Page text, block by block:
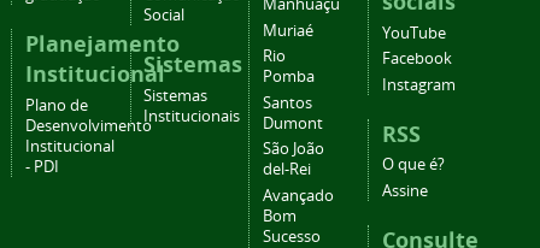
Planejamento
Institucional
Plano de
Desenvolvimento
Institucional
- PDI
Social
Sistemas
Sistemas
Institucionais
Manhuaçu
Muriaé
Rio
Pomba
Santos
Dumont
São João
del-Rei
Avançado
Bom
Sucesso
YouTube
Facebook
Instagram
RSS
O que é?
Assine
Consulte